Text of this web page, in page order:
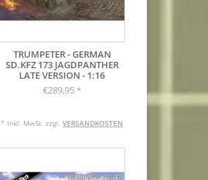
TRUMPETER - GERMAN
SD.KFZ 173 JAGDPANTHER
LATE VERSION - 1:16
€289,95 *
* Inkl. MwSt. zzgl.VERSANDKOSTEN